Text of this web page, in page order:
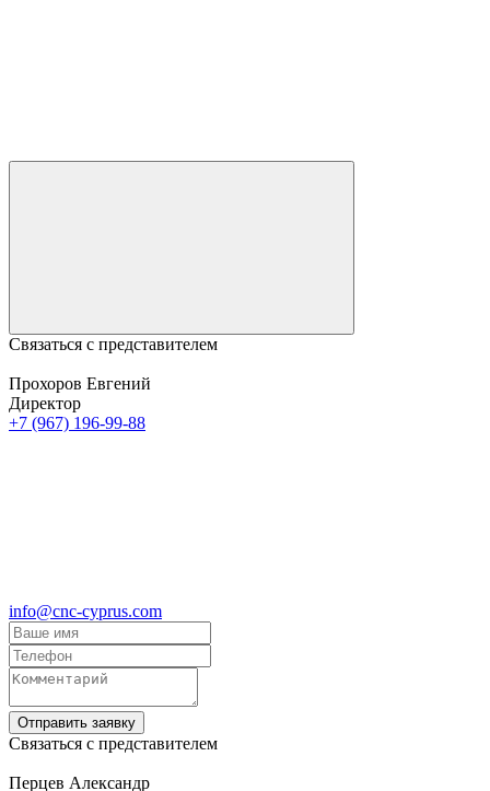
Связаться с представителем
Прохоров Евгений
Директор
+7 (967) 196-99-88
info@cnc-cyprus.com
Отправить заявку
Связаться с представителем
Перцев Александр